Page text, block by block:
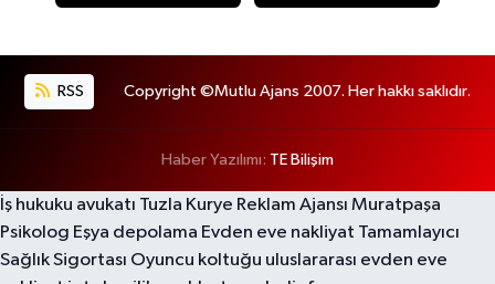
RSS Copyright ©Mutlu Ajans 2007. Her hakkı saklıdır.
Haber Yazılımı: TE Bilişim
İş hukuku avukatı Tuzla Kurye Reklam Ajansı Muratpaşa
Psikolog Eşya depolama Evden eve nakliyat Tamamlayıcı
Sağlık Sigortası Oyuncu koltuğu uluslararası evden eve